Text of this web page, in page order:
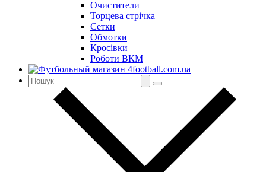
Очистители
Торцева стрічка
Сетки
Обмотки
Кросівки
Роботи ВКМ